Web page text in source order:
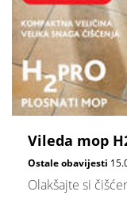
Vileda mop
Ostale obavijesti
Olakšajte si